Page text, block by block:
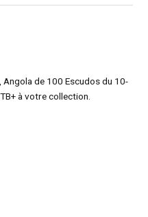
de 100 Escudos du 10-
à votre collection.